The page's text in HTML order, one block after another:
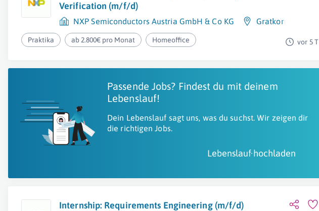
Verification (m/f/d)
NXP Semiconductors Austria GmbH & Co KG Gratkorn
Praktika ab 2.800€ pro Monat Homeoffice vor 5 T
Passende Jobs? Findest du mit deinem
Lebenslauf!
Dein Lebenslauf sagt uns, was du suchst. Wir zeigen dir
die richtigen Jobs.
Lebenslauf hochladen
Internship: Requirements Engineering (m/f/d)